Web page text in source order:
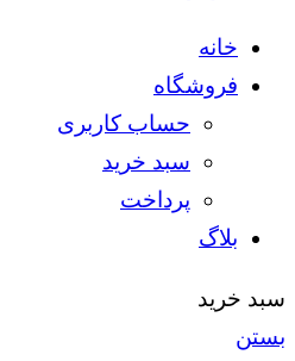
خانه
فروشگاه
حساب کاربری
سبد خرید
پرداخت
بلاگ
سبد خرید
بستن